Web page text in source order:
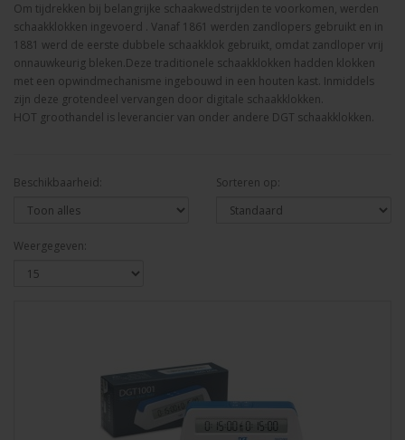
Om tijdrekken bij belangrijke schaakwedstrijden te voorkomen, werden
schaakklokken ingevoerd . Vanaf 1861 werden zandlopers gebruikt en in
1881 werd de eerste dubbele schaakklok gebruikt, omdat zandloper vrij
onnauwkeurig bleken.Deze traditionele schaakklokken hadden klokken
met een opwindmechanisme ingebouwd in een houten kast. Inmiddels
zijn deze grotendeel vervangen door digitale schaakklokken.
HOT groothandel is leverancier van onder andere DGT schaakklokken.
Beschikbaarheid: Sorteren op:
Weergegeven: